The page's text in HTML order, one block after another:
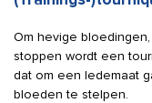
Om hevige
stoppen wordt een
dat om een ledemaat
bloeden te stelpen.